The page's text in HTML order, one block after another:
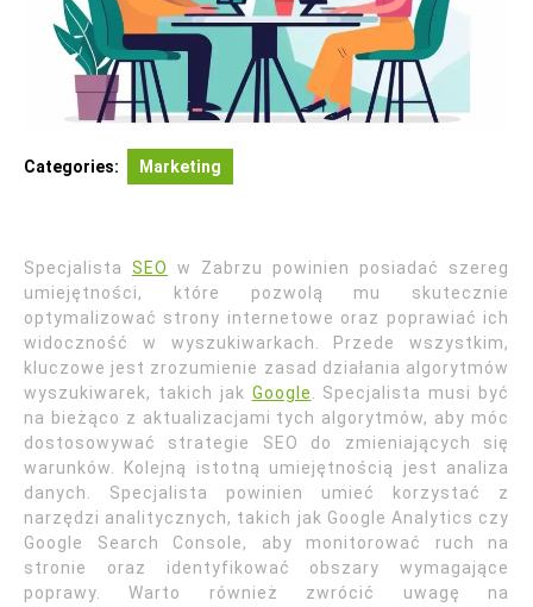
Categories: Marketing
Specjalista SEO
w Zabrzu powinien posiadać szereg
umiejętności, które pozwolą mu skutecznie
optymalizować strony internetowe oraz poprawiać ich
widoczność w wyszukiwarkach. Przede wszystkim,
kluczowe jest zrozumienie zasad działania algorytmów
wyszukiwarek, takich jak Google . Specjalista musi być
na bieżąco z aktualizacjami tych algorytmów, aby móc
dostosowywać strategie SEO do zmieniających się
warunków. Kolejną istotną umiejętnością jest analiza
danych. Specjalista powinien umieć korzystać z
narzędzi analitycznych, takich jak Google Analytics czy
Google Search Console, aby monitorować ruch na
stronie oraz identyfikować obszary wymagające
poprawy. Warto również zwrócić uwagę na